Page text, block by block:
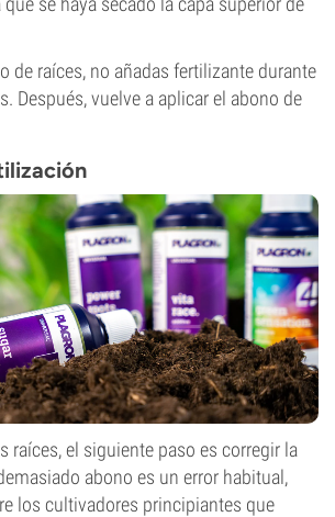
de raíces, no añadas fertilizante durante
Después, vuelve a aplicar el abono de
raíces, el siguiente paso es corregir la
abono es un error habitual,
los cultivadores principiantes que